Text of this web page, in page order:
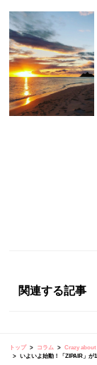
関連する記事
トップ コラム
Crazy about
いよいよ始動！「ZIPAIR」が